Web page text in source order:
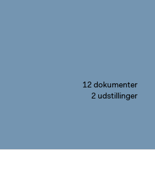
12 dokumenter
2 udstillinger